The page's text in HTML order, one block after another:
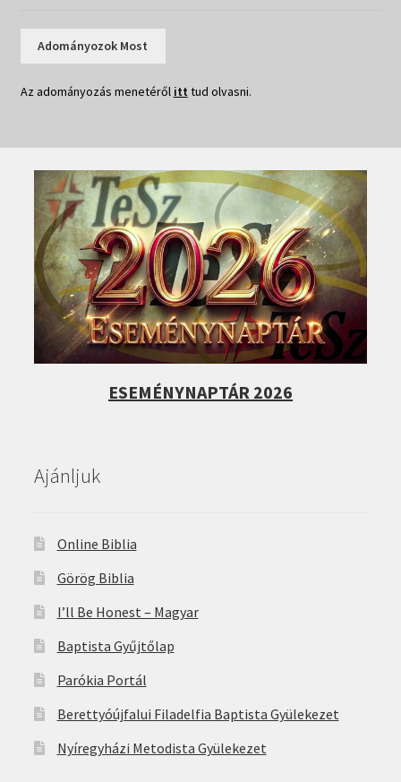
Adományozok Most
Az adományozás menetéről itt tud olvasni.
ESEMÉNYNAPTÁR 2026
Ajánljuk
Online Biblia
Görög Biblia
I’ll Be Honest – Magyar
Baptista Gyűjtőlap
Parókia Portál
Berettyóújfalui Filadelfia Baptista Gyülekezet
Nyíregyházi Metodista Gyülekezet